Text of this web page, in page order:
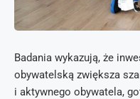
Badania wykazują, że
obywatelską zwiększa
i aktywnego obywatela,